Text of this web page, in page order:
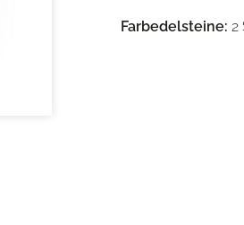
Farbedelsteine: 2